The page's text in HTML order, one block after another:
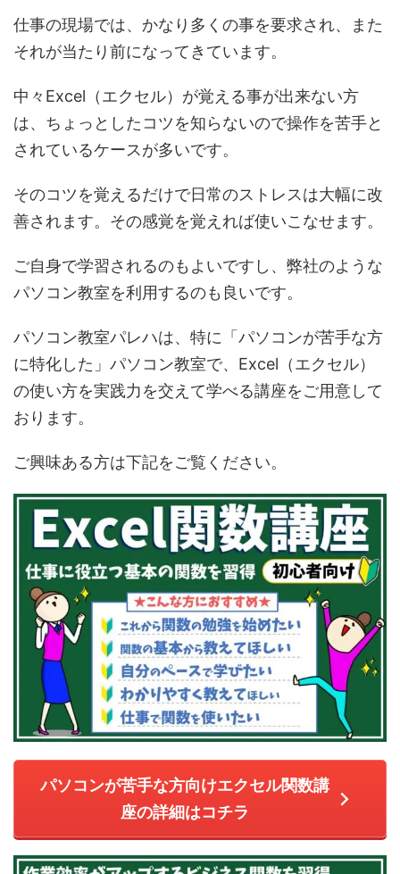
仕事の現場では、かなり多くの事を要求され、また
それが当たり前になってきています。
中々Excel（エクセル）が覚える事が出来ない方
は、ちょっとしたコツを知らないので操作を苦手と
されているケースが多いです。
そのコツを覚えるだけで日常のストレスは大幅に改
善されます。その感覚を覚えれば使いこなせます。
ご自身で学習されるのもよいですし、弊社のような
パソコン教室を利用するのも良いです。
パソコン教室パレハは、特に「パソコンが苦手な方
に特化した」パソコン教室で、Excel（エクセル）
の使い方を実践力を交えて学べる講座をご用意して
おります。
ご興味ある方は下記をご覧ください。
パソコンが苦手な方向けエクセル関数講
座の詳細はコチラ